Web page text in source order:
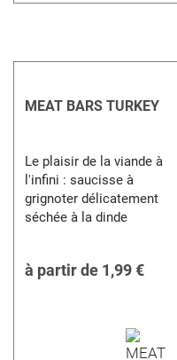
MEAT BARS TURKEY
Le plaisir de la viande à
l'infini : saucisse à
grignoter délicatement
séchée à la dinde
à partir de 1,99 €